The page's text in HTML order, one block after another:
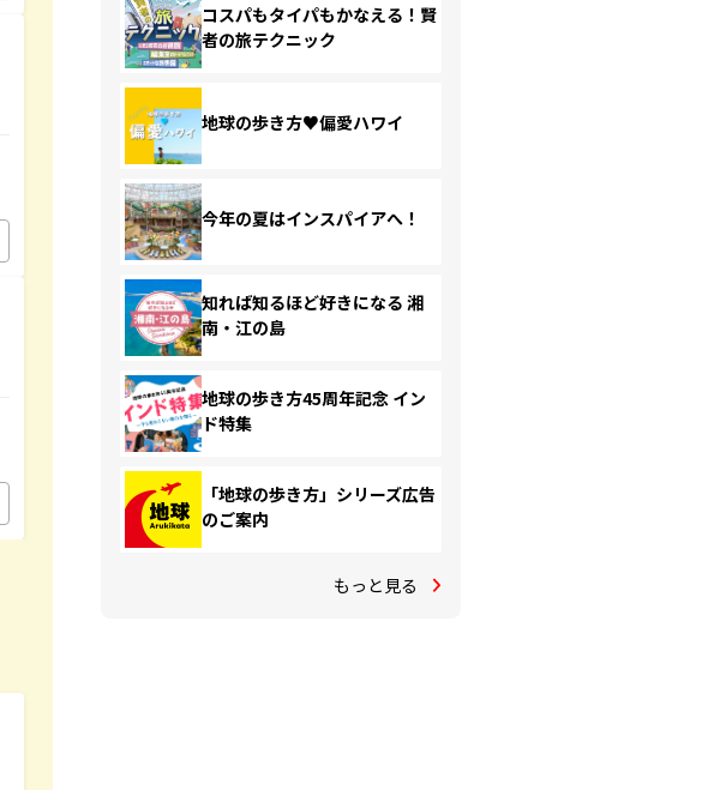
コスパもタイパもかなえる！賢
者の旅テクニック
地球の歩き方♥偏愛ハワイ
今年の夏はインスパイアへ！
知れば知るほど好きになる 湘
南・江の島
地球の歩き方45周年記念 イン
ド特集
「地球の歩き方」シリーズ広告
のご案内
もっと見る